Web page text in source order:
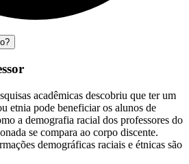
acadêmicas descobriu que ter um
etnia pode beneficiar os alunos de
a demografia racial dos professores do
se compara ao corpo discente.
demográficas raciais e étnicas são